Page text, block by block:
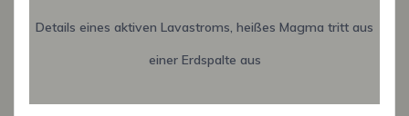
Details eines aktiven Lavastroms, heißes Magma tritt aus
einer Erdspalte aus